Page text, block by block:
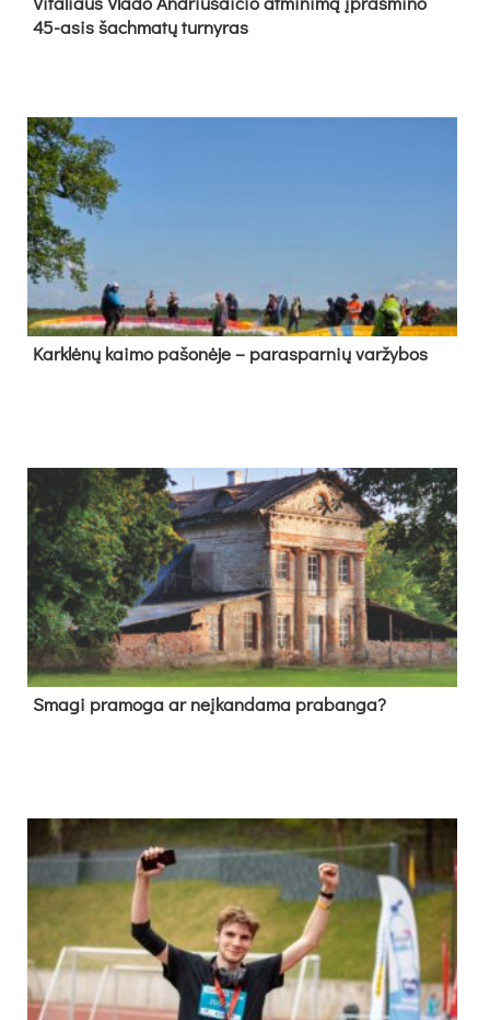
45-asis šach­ma­tų tur­ny­ras
Kark­lė­nų kai­mo pa­šo­nė­je – pa­ras­par­nių var­žy­bos
Sma­gi pra­mo­ga ar neį­kan­da­ma pra­ban­ga?